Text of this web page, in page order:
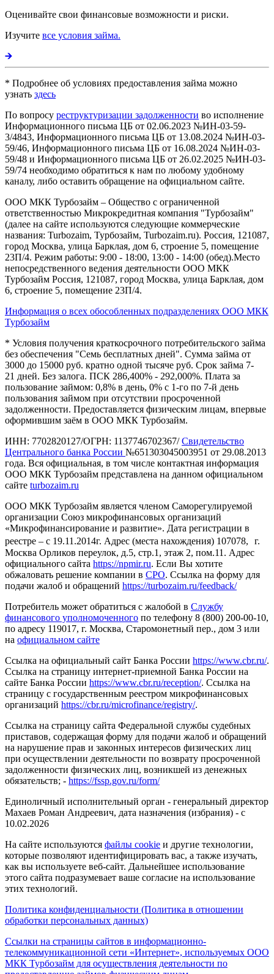
Оценивайте свои финансовые возможности и риски.
Изучите все условия займа.
* Подробнее об условиях предоставления займа можно
узнать здесь
По вопросу реструктуризации задолженности во исполнение
Информационного письма ЦБ от 02.06.2023 №ИН-03-59-
3/4843, Информационного письма ЦБ от 13.08.2024 №ИН-03-
59/46, Информационного письма ЦБ от 16.08.2024 №ИН-03-
59/48 и Информационного письма ЦБ от 26.02.2025 №ИН-03-
59/74 необходимо обратиться к нам по любому удобному
каналу, либо оставить обращение на официальном сайте.
ООО МКК Турбозайм – Общество с ограниченной
ответственностью Микрокредитная компания "Турбозайм"
(далее на сайте используются следующие коммерческие
названия: Turbozaim, Турбозайм, Turbozaim.ru). Россия, 121087,
город Москва, улица Барклая, дом 6, строение 5, помещение
23П/4. Режим работы: 9:00 - 18:00, 13:00 - 14:00 (обед).Место
непосредственного ведения деятельности ООО МКК
Турбозайм Россия, 121087, город Москва, улица Барклая, дом
6, строение 5, помещение 23П/4.
Информация о всех обособленных подразделениях ООО МКК
Турбозайм
* Условия получения краткосрочного потребительского займа
без обеспечения "Семь бесплатных дней". Сумма займа от
3000 до 15000 руб. кратно одной тысяче руб. Срок займа 7-
21 дней. Без залога. ПСК 286,400% - 292,000%. Плата за
пользование займом: 0,8% в день, 0% с 1-го по 7-й день
пользования займом при отсутствии просроченной
задолженности. Предоставляется физическим лицам, впервые
оформившим заём в ООО МКК Турбозайм.
ИНН: 7702820127/ОГРН: 1137746702367/Свидетельство
Центрального банка России №651303045003951 от 29.08.2013
года. Вся официальная, в том числе контактная информация
ООО МКК Турбозайм представлена на данном официальном
сайте turbozaim.ru
ООО МКК Турбозайм является членом Саморегулируемой
организации Союз микрофинансовых организаций
«Микрофинансирование и развитие». Дата регистрации в
реестре – с 19.11.2014г. Адрес (места нахождения) 107078, г.
Москва Орликов переулок, д.5, стр.1, этаж 2, пом.11. Адрес
официального сайта https://npmir.ru. Если Вы хотите
обжаловать решение компании в СРО. Ссылка на форму для
подачи жалоб и обращений https://turbozaim.ru/feedback/
Потребитель может обратиться с жалобой в Службу
финансового уполномоченного по телефону 8 (800) 200-00-10,
по адресу 119017, г. Москва, Старомонетный пер., дом 3 или
на официальном сайте
Ссылка на официальный сайт Банка России https://www.cbr.ru/.
Ссылка на страницу интернет-приемной Банка России на
сайте Банка России https://www.cbr.ru/reception/. Ссылка на
страницу с государственным реестром микрофинансовых
организаций https://cbr.ru/microfinance/registry/.
Ссылка на страницу сайта Федеральной службы судебных
приставов, содержащая форму для подачи жалоб и обращений
на нарушение прав и законных интересов физических лиц
при осуществлении деятельности по возврату просроченной
задолженности физических лиц, возникшей из денежных
обязательств; - https://fssp.gov.ru/form/
Единоличный исполнительный орган - генеральный директор
Махаев Роман Андреевич, дата назначения (избрания) - с
10.02.2026
На сайте используются файлы cookie и другие технологии,
которые позволяют идентифицировать вас, а также изучать,
как вы используете веб-сайт. Дальнейшее использование
этого сайта подразумевает ваше согласие на использование
этих технологий.
Политика конфиденциальности (Политика в отношении
обработки персональных данных)
Ссылки на страницы сайтов в информационно-
телекоммуникационной сети «Интернет», используемых ООО
МКК Турбозайм для осуществления деятельности по